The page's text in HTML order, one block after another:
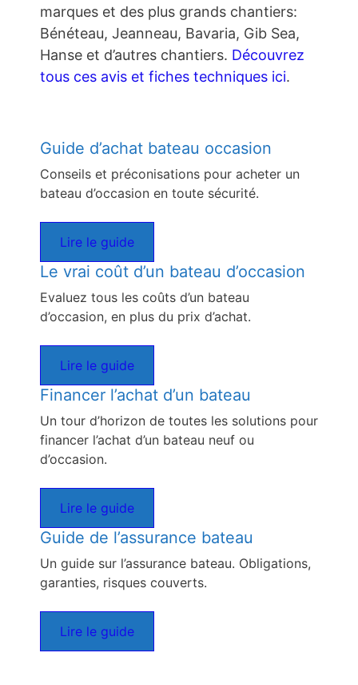
marques et des plus grands chantiers:
Bénéteau, Jeanneau, Bavaria, Gib Sea,
Hanse et d’autres chantiers. Découvrez
tous ces avis et fiches techniques ici.
Guide d’achat bateau occasion
Conseils et préconisations pour acheter un
bateau d’occasion en toute sécurité.
Lire le guide
Le vrai coût d’un bateau d’occasion
Evaluez tous les coûts d’un bateau
d’occasion, en plus du prix d’achat.
Lire le guide
Financer l’achat d’un bateau
Un tour d’horizon de toutes les solutions pour
financer l’achat d’un bateau neuf ou
d’occasion.
Lire le guide
Guide de l’assurance bateau
Un guide sur l’assurance bateau. Obligations,
garanties, risques couverts.
Lire le guide